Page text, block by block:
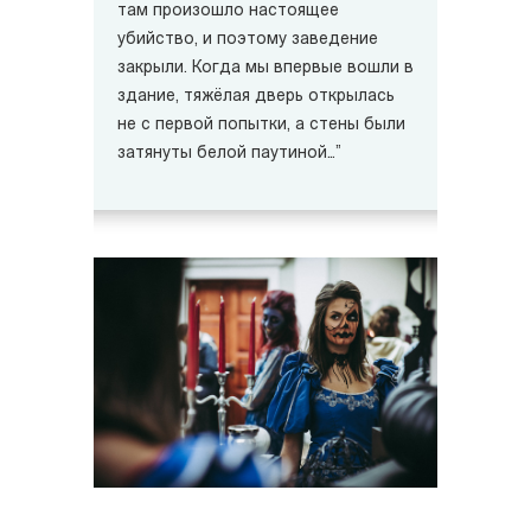
там произошло настоящее
убийство, и поэтому заведение
закрыли. Когда мы впервые вошли в
здание, тяжёлая дверь открылась
не с первой попытки, а стены были
затянуты белой паутиной…”